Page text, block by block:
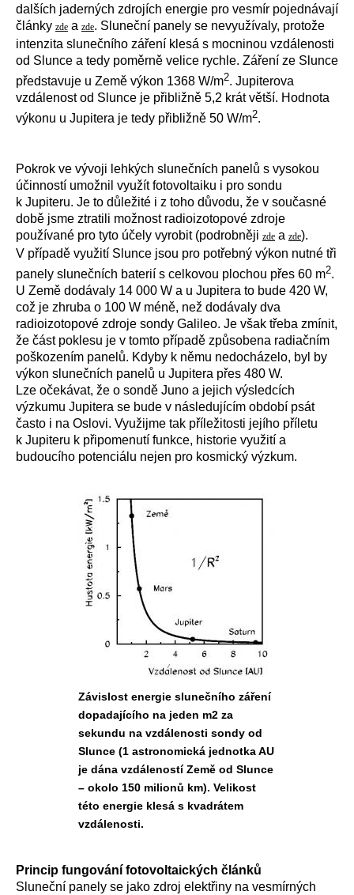
dalších jaderných zdrojích energie pro vesmír pojednávají
články zde a zde. Sluneční panely se nevyužívaly, protože
intenzita slunečního záření klesá s mocninou vzdálenosti
od Slunce a tedy poměrně velice rychle. Záření ze Slunce
představuje u Země výkon 1368 W/m2. Jupiterova
vzdálenost od Slunce je přibližně 5,2 krát větší. Hodnota
výkonu u Jupitera je tedy přibližně 50 W/m2.
Pokrok ve vývoji lehkých slunečních panelů s vysokou
účinností umožnil využít fotovoltaiku i pro sondu
k Jupiteru. Je to důležité i z toho důvodu, že v současné
době jsme ztratili možnost radioizotopové zdroje
používané pro tyto účely vyrobit (podrobněji zde a zde).
V případě využití Slunce jsou pro potřebný výkon nutné tři
panely slunečních baterií s celkovou plochou přes 60 m2.
U Země dodávaly 14 000 W a u Jupitera to bude 420 W,
což je zhruba o 100 W méně, než dodávaly dva
radioizotopové zdroje sondy Galileo. Je však třeba zmínit,
že část poklesu je v tomto případě způsobena radiačním
poškozením panelů. Kdyby k němu nedocházelo, byl by
výkon slunečních panelů u Jupitera přes 480 W.
Lze očekávat, že o sondě Juno a jejich výsledcích
výzkumu Jupitera se bude v následujícím období psát
často i na Oslovi. Využijme tak příležitosti jejího příletu
k Jupiteru k připomenutí funkce, historie využití a
budoucího potenciálu nejen pro kosmický výzkum.
Závislost energie slunečního záření
dopadajícího na jeden m2 za
sekundu na vzdálenosti sondy od
Slunce (1 astronomická jednotka AU
je dána vzdáleností Země od Slunce
– okolo 150 milionů km). Velikost
této energie klesá s kvadrátem
vzdálenosti.
Princip fungování fotovoltaických článků
Sluneční panely se jako zdroj elektřiny na vesmírných